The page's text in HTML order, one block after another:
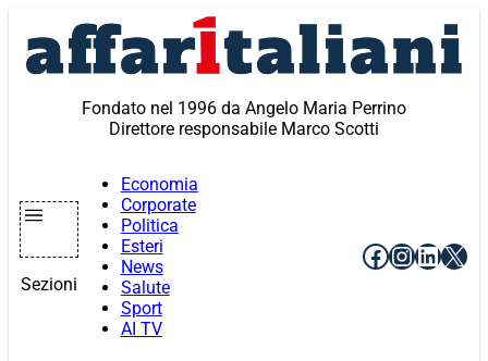
contenuto
Fondato nel 1996 da Angelo Maria Perrino
Direttore responsabile Marco Scotti
Sezioni
Economia
Corporate
Politica
Esteri
News
Salute
Sport
AI TV
Facebook
X